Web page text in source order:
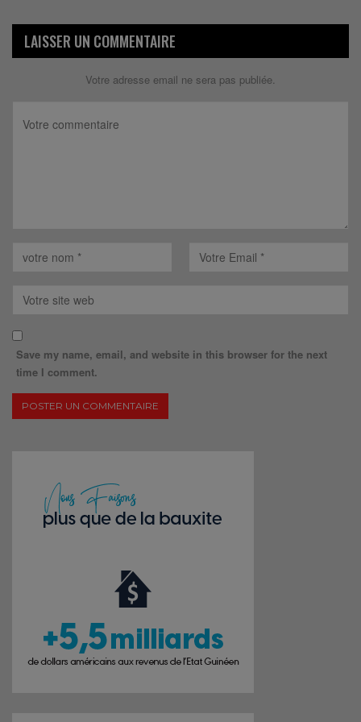
LAISSER UN COMMENTAIRE
Votre adresse email ne sera pas publiée.
Save my name, email, and website in this browser for the next
time I comment.